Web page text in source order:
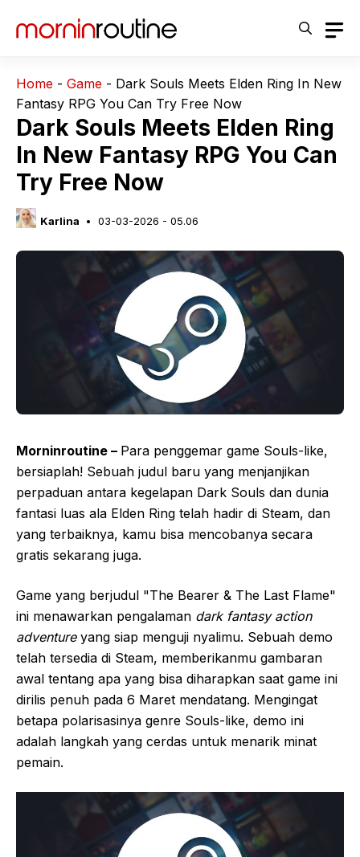
Home - Game - Dark Souls Meets Elden Ring In New
Fantasy RPG You Can Try Free Now
Dark Souls Meets Elden Ring
In New Fantasy RPG You Can
Try Free Now
Karlina 03-03-2026 - 05.06
Morninroutine – Para penggemar game Souls-like,
bersiaplah! Sebuah judul baru yang menjanjikan
perpaduan antara kegelapan Dark Souls dan dunia
fantasi luas ala Elden Ring telah hadir di Steam, dan
yang terbaiknya, kamu bisa mencobanya secara
gratis sekarang juga.
Game yang berjudul "The Bearer & The Last Flame"
ini menawarkan pengalaman dark fantasy action
adventureyang siap menguji nyalimu. Sebuah demo
telah tersedia di Steam, memberikanmu gambaran
awal tentang apa yang bisa diharapkan saat game ini
dirilis penuh pada 6 Maret mendatang. Mengingat
betapa polarisasinya genre Souls-like, demo ini
adalah langkah yang cerdas untuk menarik minat
pemain.